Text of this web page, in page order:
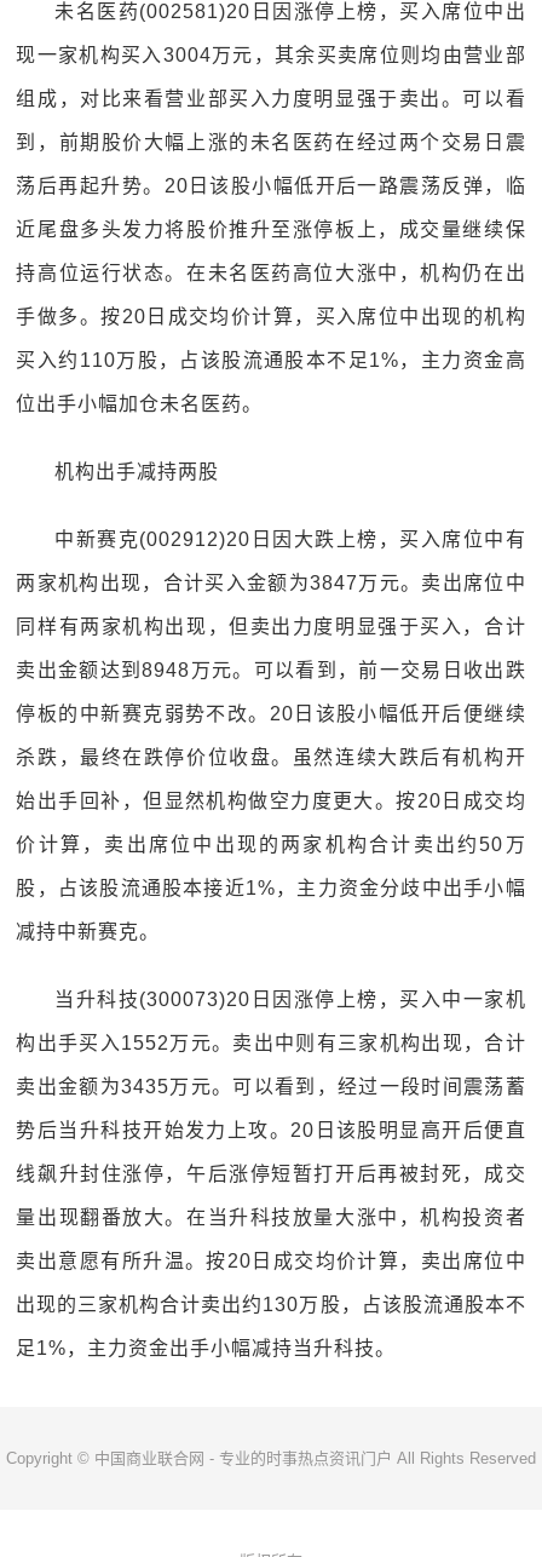
未名医药(002581)20日因涨停上榜，买入席位中出
现一家机构买入3004万元，其余买卖席位则均由营业部
组成，对比来看营业部买入力度明显强于卖出。可以看
到，前期股价大幅上涨的未名医药在经过两个交易日震
荡后再起升势。20日该股小幅低开后一路震荡反弹，临
近尾盘多头发力将股价推升至涨停板上，成交量继续保
持高位运行状态。在未名医药高位大涨中，机构仍在出
手做多。按20日成交均价计算，买入席位中出现的机构
买入约110万股，占该股流通股本不足1%，主力资金高
位出手小幅加仓未名医药。
机构出手减持两股
中新赛克(002912)20日因大跌上榜，买入席位中有
两家机构出现，合计买入金额为3847万元。卖出席位中
同样有两家机构出现，但卖出力度明显强于买入，合计
卖出金额达到8948万元。可以看到，前一交易日收出跌
停板的中新赛克弱势不改。20日该股小幅低开后便继续
杀跌，最终在跌停价位收盘。虽然连续大跌后有机构开
始出手回补，但显然机构做空力度更大。按20日成交均
价计算，卖出席位中出现的两家机构合计卖出约50万
股，占该股流通股本接近1%，主力资金分歧中出手小幅
减持中新赛克。
当升科技(300073)20日因涨停上榜，买入中一家机
构出手买入1552万元。卖出中则有三家机构出现，合计
卖出金额为3435万元。可以看到，经过一段时间震荡蓄
势后当升科技开始发力上攻。20日该股明显高开后便直
线飙升封住涨停，午后涨停短暂打开后再被封死，成交
量出现翻番放大。在当升科技放量大涨中，机构投资者
卖出意愿有所升温。按20日成交均价计算，卖出席位中
出现的三家机构合计卖出约130万股，占该股流通股本不
足1%，主力资金出手小幅减持当升科技。
Copyright © 中国商业联合网 - 专业的时事热点资讯门户 All Rights Reserved